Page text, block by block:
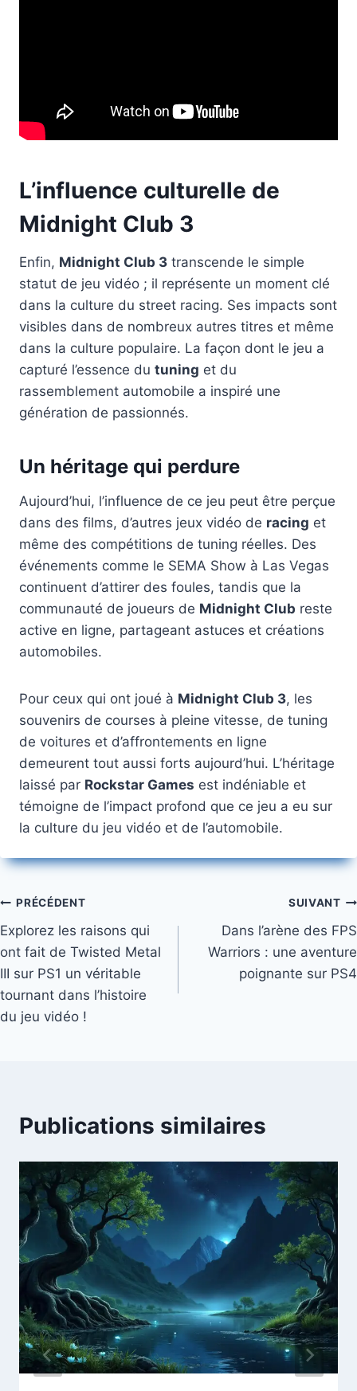
L’influence culturelle de
Midnight Club 3
Enfin, Midnight Club 3 transcende le simple
statut de jeu vidéo ; il représente un moment clé
dans la culture du street racing. Ses impacts sont
visibles dans de nombreux autres titres et même
dans la culture populaire. La façon dont le jeu a
capturé l’essence du tuning et du
rassemblement automobile a inspiré une
génération de passionnés.
Un héritage qui perdure
Aujourd’hui, l’influence de ce jeu peut être perçue
dans des films, d’autres jeux vidéo de racing et
même des compétitions de tuning réelles. Des
événements comme le SEMA Show à Las Vegas
continuent d’attirer des foules, tandis que la
communauté de joueurs de Midnight Club reste
active en ligne, partageant astuces et créations
automobiles.
Pour ceux qui ont joué à Midnight Club 3, les
souvenirs de courses à pleine vitesse, de tuning
de voitures et d’affrontements en ligne
demeurent tout aussi forts aujourd’hui. L’héritage
laissé par Rockstar Games est indéniable et
témoigne de l’impact profond que ce jeu a eu sur
la culture du jeu vidéo et de l’automobile.
Navigation
de
l’article
PRÉCÉDENT
Explorez les raisons qui
ont fait de Twisted Metal
III sur PS1 un véritable
tournant dans l’histoire
du jeu vidéo !
SUIVANT
Dans l’arène des FPS
Warriors : une aventure
poignante sur PS4
Publications similaires